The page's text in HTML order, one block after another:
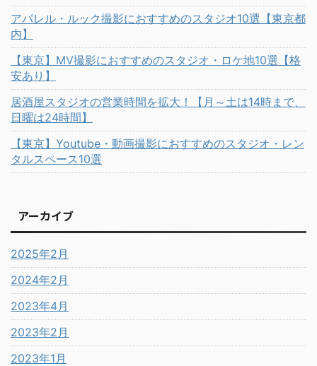
アパレル・ルック撮影におすすめのスタジオ10選【東京都
内】
【東京】MV撮影におすすめのスタジオ・ロケ地10選【格
安あり】
居酒屋スタジオの営業時間を拡大！【月～土は14時まで、
日曜は24時間】
【東京】Youtube・動画撮影におすすめのスタジオ・レン
タルスペース10選
アーカイブ
2025年2月
2024年2月
2023年4月
2023年2月
2023年1月